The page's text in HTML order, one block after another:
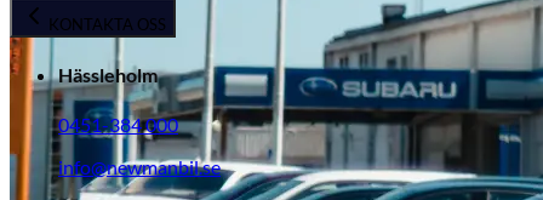
KONTAKTA OSS
Hässleholm
0451-384 000
info@newmanbil.se